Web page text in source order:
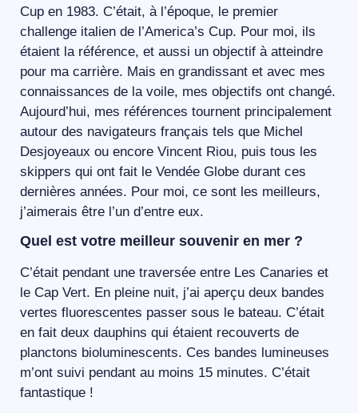
Cup en 1983. C’était, à l’époque, le premier
challenge italien de l’America’s Cup. Pour moi, ils
étaient la référence, et aussi un objectif à atteindre
pour ma carrière. Mais en grandissant et avec mes
connaissances de la voile, mes objectifs ont changé.
Aujourd’hui, mes références tournent principalement
autour des navigateurs français tels que Michel
Desjoyeaux ou encore Vincent Riou, puis tous les
skippers qui ont fait le Vendée Globe durant ces
dernières années. Pour moi, ce sont les meilleurs,
j’aimerais être l’un d’entre eux.
Quel est votre meilleur souvenir en mer ?
C’était pendant une traversée entre Les Canaries et
le Cap Vert. En pleine nuit, j’ai aperçu deux bandes
vertes fluorescentes passer sous le bateau. C’était
en fait deux dauphins qui étaient recouverts de
planctons bioluminescents. Ces bandes lumineuses
m’ont suivi pendant au moins 15 minutes. C’était
fantastique !